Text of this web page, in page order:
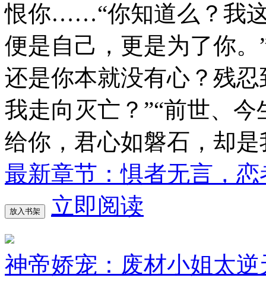
恨你……“你知道么？我
便是自己，更是为了你
还是你本就没有心？残
我走向灭亡？”“前世、
给你，君心如磐石，却
最新章节：惧者无言，恋
放入书架 立即阅读
神帝娇宠：废材小姐太逆